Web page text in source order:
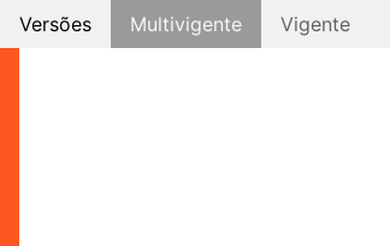
Versões Multivigente Vigente